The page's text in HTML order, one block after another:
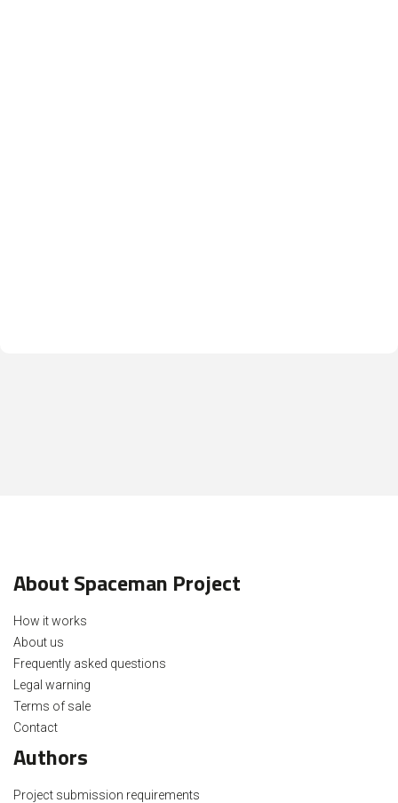
About Spaceman Project
How it works
About us
Frequently asked questions
Legal warning
Terms of sale
Contact
Authors
Project submission requirements